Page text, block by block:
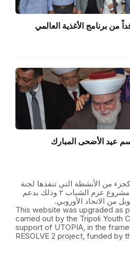
من برنامج الأغذية العالمي
عيد الأضحى المبارك
من الأنشطة التي تنفذها لجنة
شباب طرابلس ضمن مشروع عزم الشباب ٢ وذلك بدعم
من الاتحاد الأوروبي.
This website was upgraded as
carried out by the Tripoli Youth
support of UTOPIA, in the
RESOLVE 2 project, funded by